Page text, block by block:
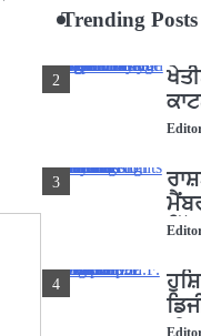
Trending Posts
Editor
2
3
4